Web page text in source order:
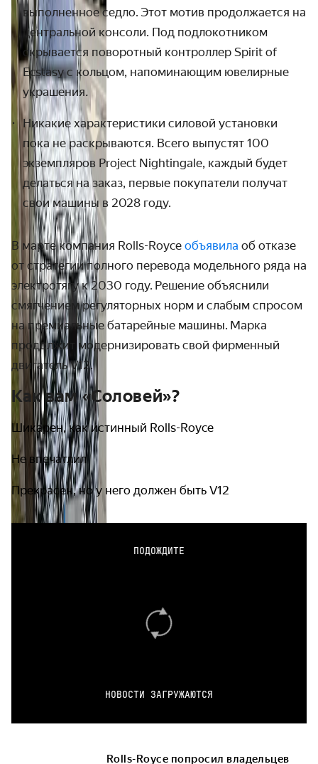
выполненное седло. Этот мотив продолжается на
центральной консоли. Под подлокотником
скрывается поворотный контроллер Spirit of
Ecstasy с кольцом, напоминающим ювелирные
украшения.
Никакие характеристики силовой установки
пока не раскрываются. Всего выпустят 100
экземпляров Project Nightingale, каждый будет
делаться на заказ, первые покупатели получат
свои машины в 2028 году.
В марте компания Rolls-Royce объявила об отказе
от стратегии полного перевода модельного ряда на
электротягу к 2030 году. Решение объяснили
смягчением регуляторных норм и слабым спросом
на премиальные батарейные машины. Марка
продолжит модернизировать свой фирменный
двигатель V12.
Как вам «Соловей»?
Шикарен, как истинный Rolls-Royce
Не впечатлил
Прекрасен, но у него должен быть V12
ПОДОЖДИТЕ
НОВОСТИ ЗАГРУЖАЮТСЯ
Rolls-Royce попросил владельцев